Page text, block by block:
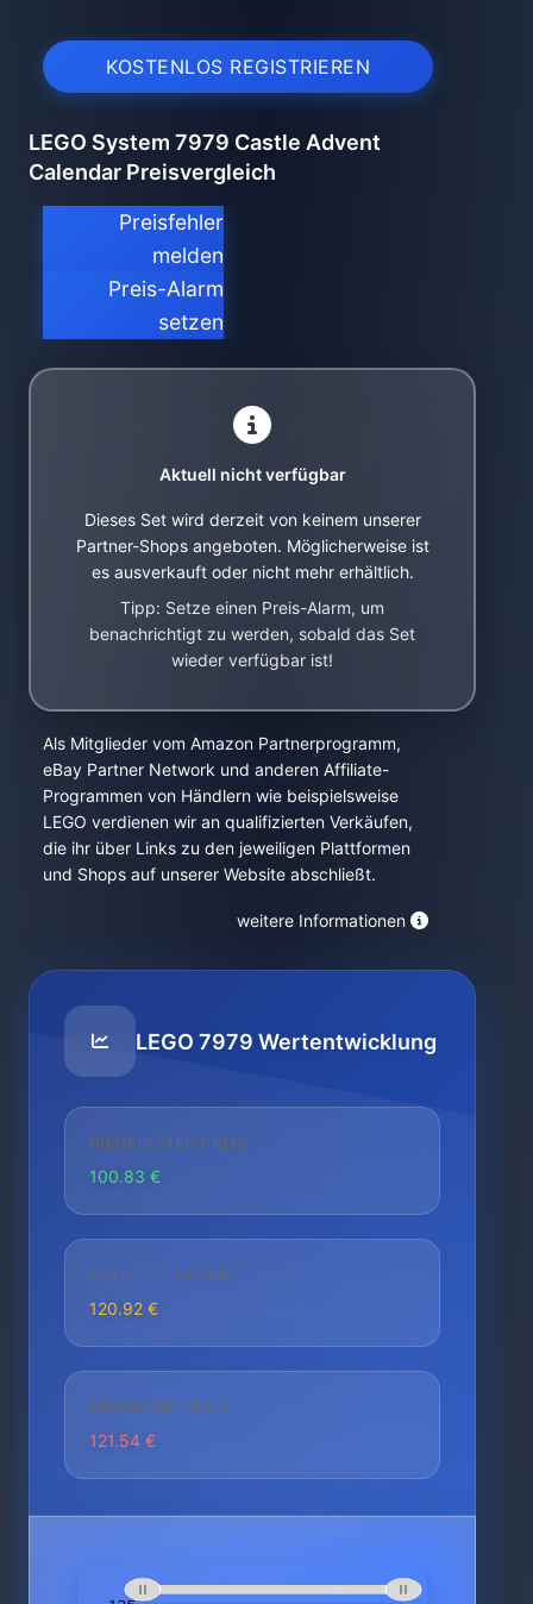
KOSTENLOS REGISTRIEREN
LEGO System 7979 Castle Advent
Calendar Preisvergleich
Preisfehler
melden
Preis-Alarm
setzen
Aktuell nicht verfügbar
Dieses Set wird derzeit von keinem unserer
Partner-Shops angeboten. Möglicherweise ist
es ausverkauft oder nicht mehr erhältlich.
Tipp: Setze einen Preis-Alarm, um
benachrichtigt zu werden, sobald das Set
wieder verfügbar ist!
Als Mitglieder vom Amazon Partnerprogramm,
eBay Partner Network und anderen Affiliate-
Programmen von Händlern wie beispielsweise
LEGO verdienen wir an qualifizierten Verkäufen,
die ihr über Links zu den jeweiligen Plattformen
und Shops auf unserer Website abschließt.
weitere Informationen
LEGO 7979 Wertentwicklung
NIEDRIGSTER PREIS
100.83 €
AKTUELLER PREIS
120.92 €
HÖCHSTER PREIS
121.54 €